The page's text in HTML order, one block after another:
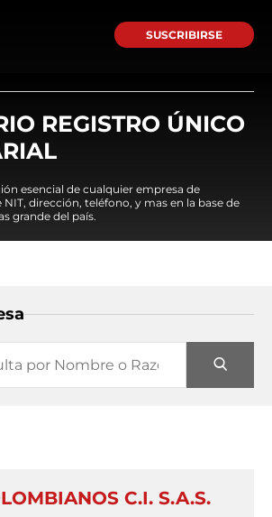
SUSCRIBIRSE
REGISTRO ÚNICO
esencial de cualquier empresa de
dirección, teléfono, y mas en la base de
grande del país.
C.I. S.A.S.